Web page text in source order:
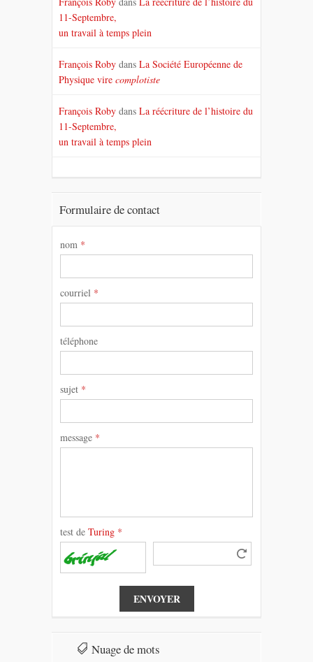
11-Septembre,
un travail à temps plein
François Roby dansLa Société Européenne de
Physique virecomplotiste
François Roby dansLa réécriture de l’histoire du
11-Septembre,
un travail à temps plein
Formulaire de contact
nom *
courriel *
téléphone
sujet *
message *
test deTuring *
Nuage de mots